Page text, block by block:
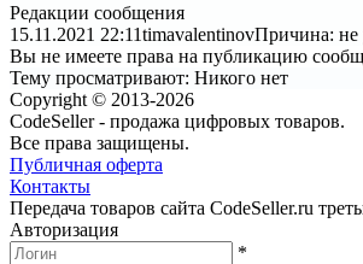
Редакции сообщения
15.11.2021 22:11timavalentinovПричина: не
Вы не имеете права на публикацию
Тему просматривают: Никого нет
Copyright © 2013-2026
CodeSeller - продажа цифровых товаров.
Все права защищены.
Публичная оферта
Контакты
Передача товаров сайта CodeSeller.ru
Авторизация
*